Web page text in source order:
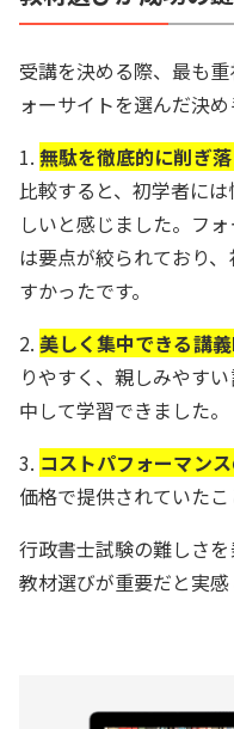
受講を決める際、最も
ォーサイトを選んだ決め
1.無駄を徹底的に削ぎ
比較すると、初学者に
しいと感じました。フ
は要点が絞られており
すかったです。
2.美しく集中できる講
りやすく、親しみやす
中して学習できました。
3. コストパフォーマン
価格で提供されていた
行政書士試験の難しさ
教材選びが重要だと実感